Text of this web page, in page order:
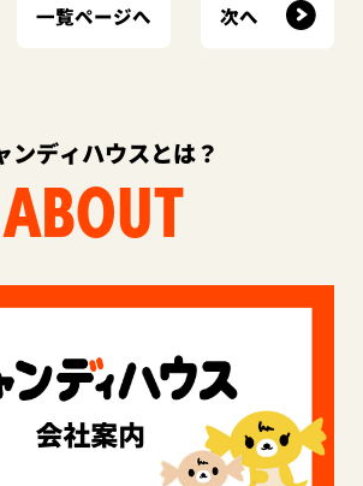
一覧ページへ 次へ
ンディハウスとは？
ABOUT